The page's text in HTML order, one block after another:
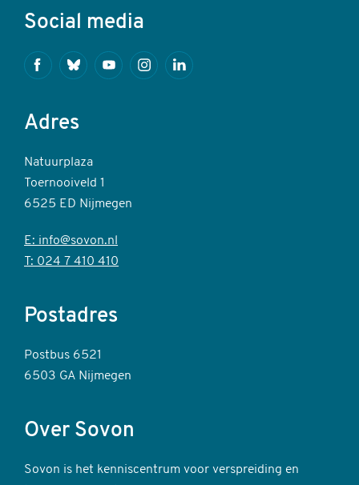
Social media
FacebookBlueskyYoutubeInstagramLinkedin
Adres
Natuurplaza
Toernooiveld 1
6525 ED Nijmegen
E: info@sovon.nl
T: 024 7 410 410
Postadres
Postbus 6521
6503 GA Nijmegen
Over Sovon
Sovon is het kenniscentrum voor verspreiding en